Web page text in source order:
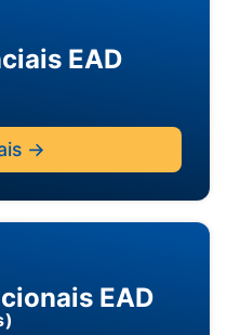
EAD
->
EAD